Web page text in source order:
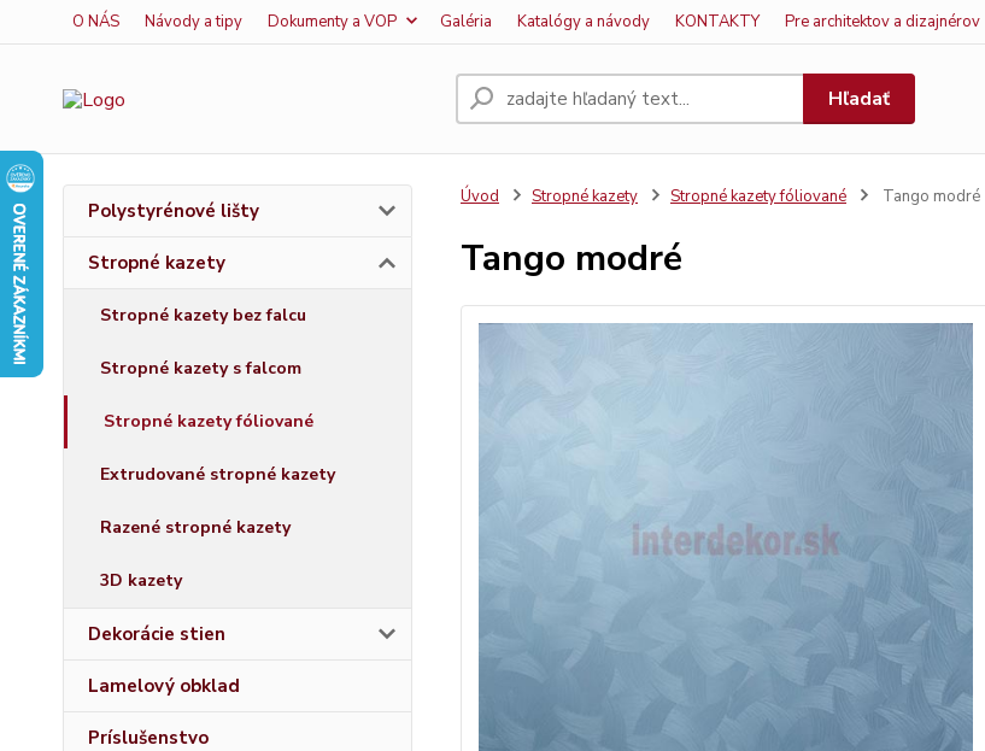
O NÁS Návody a tipy Dokumenty a VOP Galéria Katalógy a návody KONTAKTY Pre architektov a dizajnérov
Hľadať
Polystyrénové lišty
Stropné kazety
Stropné kazety bez falcu
Stropné kazety s falcom
Stropné kazety fóliované
Extrudované stropné kazety
Razené stropné kazety
3D kazety
Dekorácie stien
Lamelový obklad
Príslušenstvo
Úvod Stropné kazety Stropné kazety fóliované Tango modré
Tango modré